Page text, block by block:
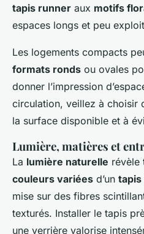
tapis runner aux motifs
espaces longs et peu
Les logements compacts
formats ronds ou ovales
donner l’impression
circulation, veillez à choisir
la surface disponible et à
Lumière, matières et
La lumière naturelle révèle
couleurs variées d’un
mise sur des fibres
texturés. Installer le tapis
une verrière valorise